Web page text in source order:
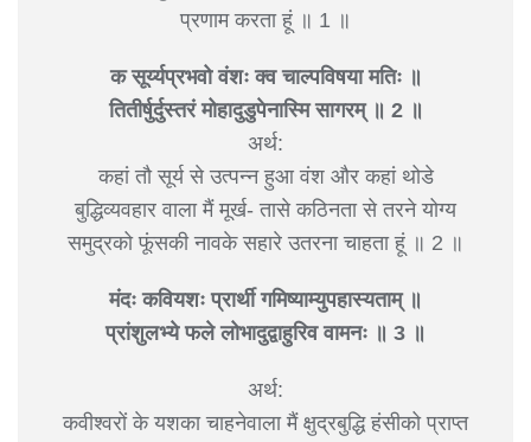
प्रणाम करता हूं ॥ 1 ॥
क सूर्य्यप्रभवो वंशः क्व चाल्पविषया मतिः ॥
तितीर्षुर्दुस्तरं मोहादुडुपेनास्मि सागरम् ॥ 2 ॥
अर्थ:
कहां तौ सूर्य से उत्पन्न हुआ वंश और कहां थोडे
बुद्धिव्यवहार वाला मैं मूर्ख- तासे कठिनता से तरने योग्य
समुद्रको फूंसकी नावके सहारे उतरना चाहता हूं ॥ 2 ॥
मंदः कवियशः प्रार्थी गमिष्याम्युपहास्यताम् ॥
प्रांशुलभ्ये फले लोभादुद्वाहुरिव वामनः ॥ 3 ॥
अर्थ:
कवीश्वरों के यशका चाहनेवाला मैं क्षुद्रबुद्धि हंसीको प्राप्त